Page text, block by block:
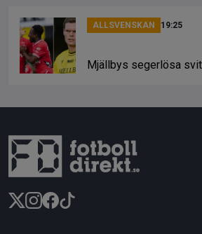
ALLSVENSKAN 19:25
Mjällbys segerlösa